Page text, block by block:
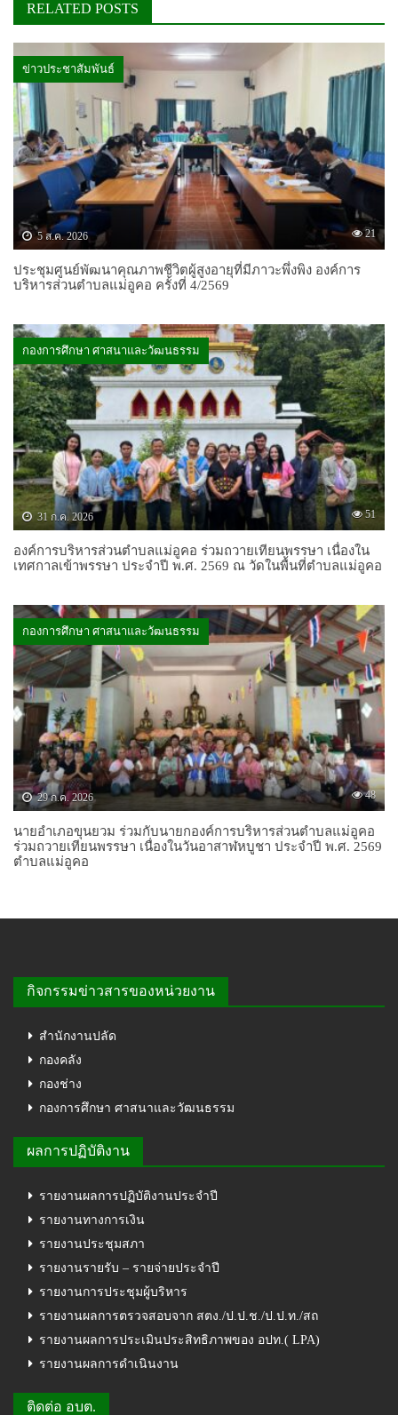
RELATED POSTS
ข่าวประชาสัมพันธ์
5 ส.ค. 2026 21
ประชุมศูนย์พัฒนาคุณภาพชีวิตผู้สูงอายุที่มีภาวะพึ่งพิง องค์การ
บริหารส่วนตำบลแม่อูคอ ครั้งที่ 4/2569
กองการศึกษา ศาสนาและวัฒนธรรม
31 ก.ค. 2026 51
องค์การบริหารส่วนตำบลแม่อูคอ ร่วมถวายเทียนพรรษา เนื่องใน
เทศกาลเข้าพรรษา ประจำปี พ.ศ. 2569 ณ วัดในพื้นที่ตำบลแม่อูคอ
กองการศึกษา ศาสนาและวัฒนธรรม
29 ก.ค. 2026 48
นายอำเภอขุนยวม ร่วมกับนายกองค์การบริหารส่วนตำบลแม่อูคอ
ร่วมถวายเทียนพรรษา เนื่องในวันอาสาฬหบูชา ประจำปี พ.ศ. 2569
ตำบลแม่อูคอ
กิจกรรมข่าวสารของหน่วยงาน
สำนักงานปลัด
กองคลัง
กองช่าง
กองการศึกษา ศาสนาและวัฒนธรรม
ผลการปฏิบัติงาน
รายงานผลการปฏิบัติงานประจำปี
รายงานทางการเงิน
รายงานประชุมสภา
รายงานรายรับ – รายจ่ายประจำปี
รายงานการประชุมผู้บริหาร
รายงานผลการตรวจสอบจาก สตง./ป.ป.ช./ป.ป.ท./สถ
รายงานผลการประเมินประสิทธิภาพของ อปท.( LPA)
รายงานผลการดำเนินงาน
ติดต่อ อบต.